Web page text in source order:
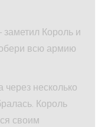
Король и
всю армию
через несколько
Король
своим